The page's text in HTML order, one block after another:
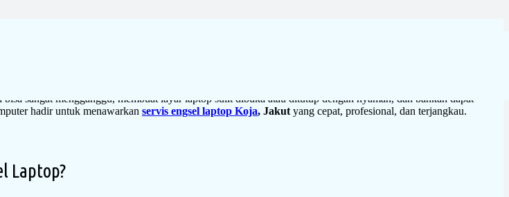
sangat mengganggu, membuat layar laptop sulit dibuka atau ditutup dengan nyaman, dan bahkan dapat
hadir untuk menawarkan servis engsel laptop Koja, Jakut yang cepat, profesional, dan terjangkau.
Laptop?